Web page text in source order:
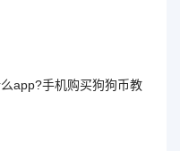
app?手机购买狗狗币教